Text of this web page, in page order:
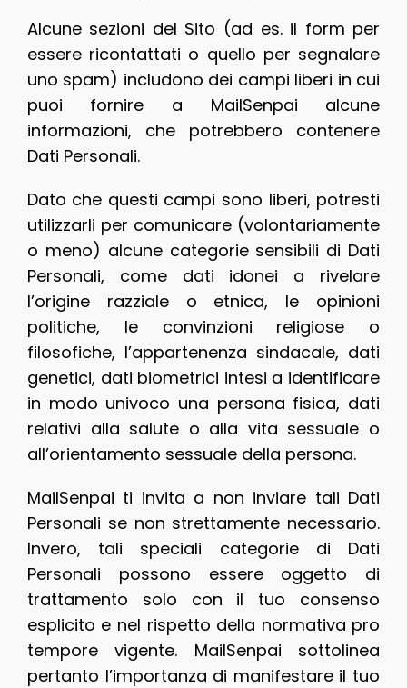
Alcune sezioni del Sito (ad es. il form per
essere ricontattati o quello per segnalare
uno spam) includono dei campi liberi in cui
puoi fornire a MailSenpai alcune
informazioni, che potrebbero contenere
Dati Personali.
Dato che questi campi sono liberi, potresti
utilizzarli per comunicare (volontariamente
o meno) alcune categorie sensibili di Dati
Personali, come dati idonei a rivelare
l’origine razziale o etnica, le opinioni
politiche, le convinzioni religiose o
filosofiche, l’appartenenza sindacale, dati
genetici, dati biometrici intesi a identificare
in modo univoco una persona fisica, dati
relativi alla salute o alla vita sessuale o
all’orientamento sessuale della persona.
MailSenpai ti invita a non inviare tali Dati
Personali se non strettamente necessario.
Invero, tali speciali categorie di Dati
Personali possono essere oggetto di
trattamento solo con il tuo consenso
esplicito e nel rispetto della normativa pro
tempore vigente. MailSenpai sottolinea
pertanto l’importanza di manifestare il tuo